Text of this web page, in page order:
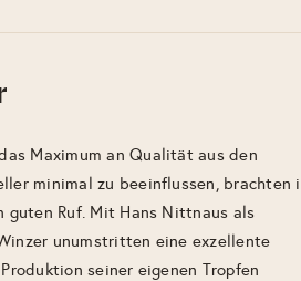
Maximum an Qualität aus den
minimal zu beeinflussen, brachten
guten Ruf. Mit Hans Nittnaus als
unumstritten eine exzellente
seiner eigenen Tropfen